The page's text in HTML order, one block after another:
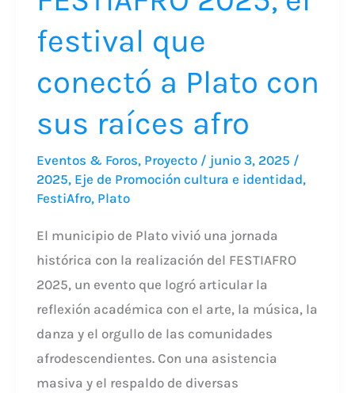
festival que
conectó a Plato con
sus raíces afro
Eventos & Foros, Proyecto/ junio 3, 2025 /
2025, Eje de Promoción cultura e identidad,
FestiAfro, Plato
El municipio de Plato vivió una jornada
histórica con la realización del FESTIAFRO
2025, un evento que logró articular la
reflexión académica con el arte, la música, la
danza y el orgullo de las comunidades
afrodescendientes. Con una asistencia
masiva y el respaldo de diversas